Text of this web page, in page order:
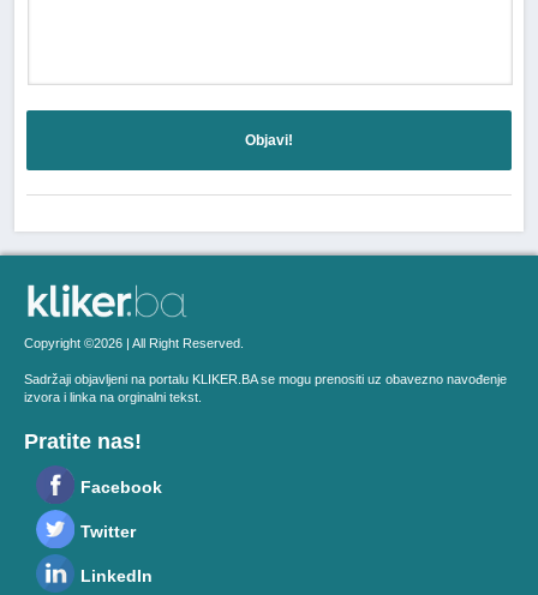
Objavi!
Copyright ©2026 | All Right Reserved.
Sadržaji objavljeni na portalu KLIKER.BA se mogu prenositi uz obavezno navođenje
izvora i linka na orginalni tekst.
Pratite nas!
Facebook
Twitter
LinkedIn